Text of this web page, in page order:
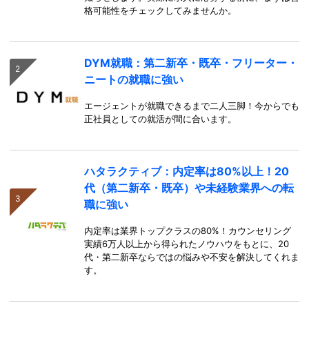
格可能性をチェックしてみませんか。
DYM就職：第二新卒・既卒・フリーター・
ニートの就職に強い
エージェントが就職できるまで二人三脚！今からでも
正社員としての就活が間に合います。
ハタラクティブ：内定率は80%以上！20
代（第二新卒・既卒）や未経験業界への転
職に強い
内定率は業界トップクラスの80%！カウンセリング
実績6万人以上から得られたノウハウをもとに、20
代・第二新卒ならではの悩みや不安を解決してくれま
す。